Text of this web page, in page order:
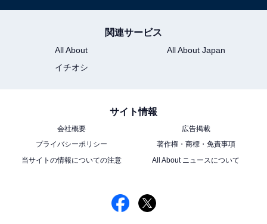
関連サービス
All About
All About Japan
イチオシ
サイト情報
会社概要
広告掲載
プライバシーポリシー
著作権・商標・免責事項
当サイトの情報についての注意
All About ニュースについて